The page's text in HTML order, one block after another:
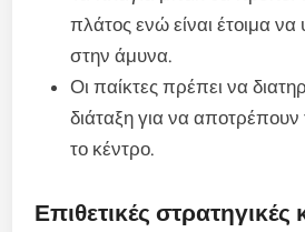
πλάτος ενώ είναι έτοιμα
στην άμυνα.
Οι παίκτες πρέπει να
διάταξη για να
το κέντρο.
Επιθετικές στρατηγικές